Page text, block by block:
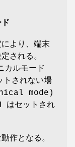
より、端末
される。
カルモード
されない場
mode)
はセットされ
作となる。